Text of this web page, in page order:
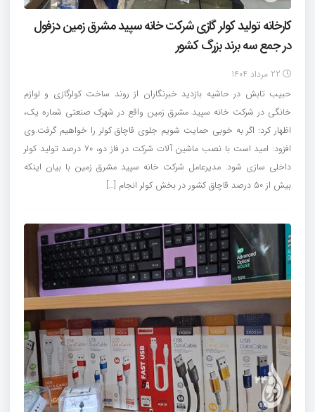
کارخانه تولید کولر گازی شرکت خانه سپید مشرق زمین دزفول
در جمع سه برند بزرگ کشور
22 مرداد 1404
حبیب تابش در حاشیه بازدید خبرنگاران از روند ساخت کولرگازی و لوازم
خانگی در شرکت خانه سپید مشرق زمین واقع در شهرک صنعتی شماره یک،
اظهار کرد: اگر به خوبی حمایت شویم جلوی قاچاق کولر را خواهیم گرفت.وی
افزود: امید است با نصب ماشین آلات شرکت در فاز دو، ۷۰ درصد تولید کولر
داخلی سازی شود. مدیرعامل شرکت خانه سپید مشرق زمین با بیان اینکه
بیش از ۵۰ درصد قاچاق کشور در بخش کولر انجام […]